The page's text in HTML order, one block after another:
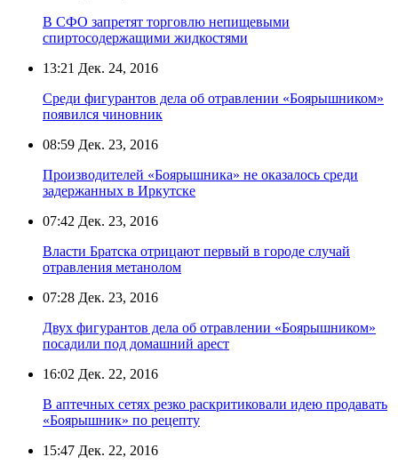
В СФО запретят торговлю непищевыми
спиртосодержащими жидкостями
13:21 Дек. 24, 2016
Среди фигурантов дела об отравлении «Боярышником»
появился чиновник
08:59 Дек. 23, 2016
Производителей «Боярышника» не оказалось среди
задержанных в Иркутске
07:42 Дек. 23, 2016
Власти Братска отрицают первый в городе случай
отравления метанолом
07:28 Дек. 23, 2016
Двух фигурантов дела об отравлении «Боярышником»
посадили под домашний арест
16:02 Дек. 22, 2016
В аптечных сетях резко раскритиковали идею продавать
«Боярышник» по рецепту
15:47 Дек. 22, 2016